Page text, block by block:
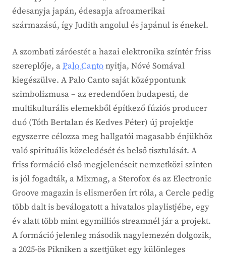
édesanyja japán, édesapja afroamerikai
származású, így Judith angolul és japánul is énekel.
A szombati záróestét a hazai elektronika színtér friss
szereplője, aPalo Cantonyitja, Nóvé Somával
kiegészülve. A Palo Canto saját középpontunk
szimbolizmusa – az eredendően budapesti, de
multikulturális elemekből építkező fúziós producer
duó (Tóth Bertalan és Kedves Péter) új projektje
egyszerre célozza meg hallgatói magasabb énjükhöz
való spirituális közeledését és belső tisztulását. A
friss formáció első megjelenéseit nemzetközi szinten
is jól fogadták, a Mixmag, a Sterofox és az Electronic
Groove magazin is elismerően írt róla, a Cercle pedig
több dalt is beválogatott a hivatalos playlistjébe, egy
év alatt több mint egymilliós streamnél jár a projekt.
A formáció jelenleg második nagylemezén dolgozik,
a 2025-ös Pikniken a szettjüket egy különleges